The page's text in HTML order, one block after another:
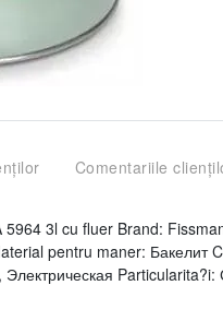
Comentariile
3l cu fluer Brand:
pentru maner: Бакелит